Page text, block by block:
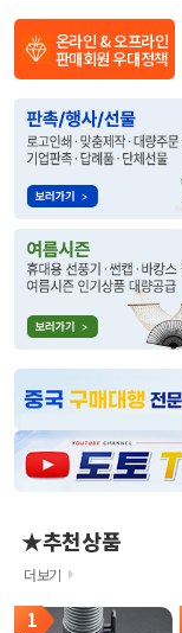
온라인 & 오프라인
판매회원 우대정책
★추천상품
더보기
1